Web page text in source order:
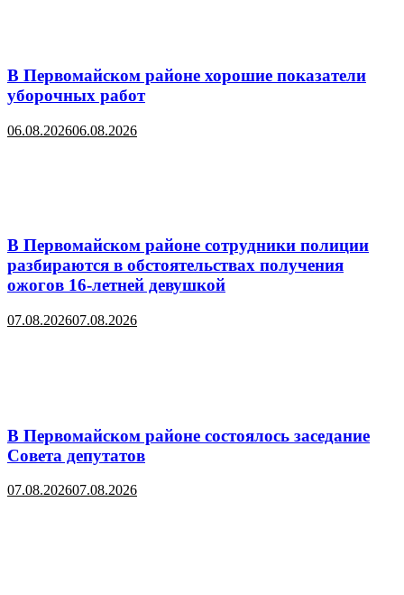
В Первомайском районе хорошие показатели
уборочных работ
06.08.202606.08.2026
В Первомайском районе сотрудники полиции
разбираются в обстоятельствах получения
ожогов 16-летней девушкой
07.08.202607.08.2026
В Первомайском районе состоялось заседание
Совета депутатов
07.08.202607.08.2026